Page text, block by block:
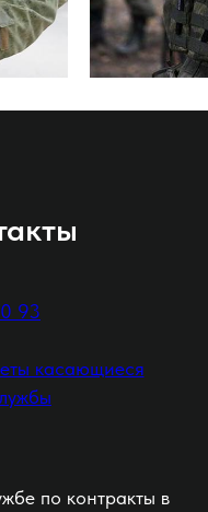
93
касающиеся
по контракты в